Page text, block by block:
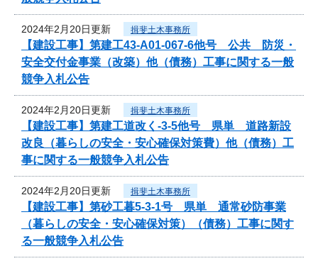
2024年2月20日更新 揖斐土木事務所
【建設工事】第建工43-A01-067-6他号 公共 防災・
安全交付金事業（改築）他（債務）工事に関する一般
競争入札公告
2024年2月20日更新 揖斐土木事務所
【建設工事】第建工道改く-3-5他号 県単 道路新設
改良（暮らしの安全・安心確保対策費）他（債務）工
事に関する一般競争入札公告
2024年2月20日更新 揖斐土木事務所
【建設工事】第砂工暮5-3-1号 県単 通常砂防事業
（暮らしの安全・安心確保対策）（債務）工事に関す
る一般競争入札公告